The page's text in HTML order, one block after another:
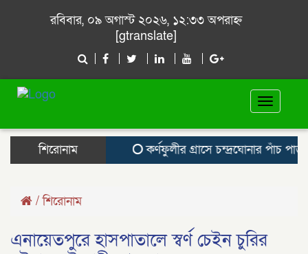
রবিবার, ০৯ অগাস্ট ২০২৬, ১২:৩৩ অপরাহ্ন
[gtranslate]
Toggle
শিরোনাম
কর্ণফুলীর গ্রাসে চন্দ্রঘোনার পাঁচ পাড়া,
/শিরোনাম
এনায়েতপুরে হাসপাতালে স্বর্ণ চেইন চুরির